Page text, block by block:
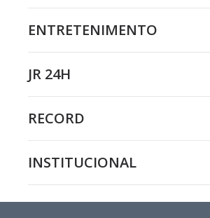
ENTRETENIMENTO
JR 24H
RECORD
INSTITUCIONAL